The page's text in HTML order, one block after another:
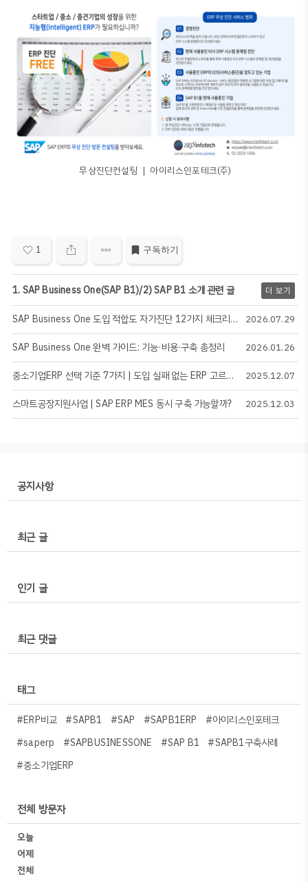
무상진단컨설팅 ❘ 아이리스인포테크(주)
1 구독하기
1. SAP Business One(SAP B1)/2) SAP B1 소개 관련 글 더 보기
SAP Business One 도입 적합도 자가진단 12가지 체크리스트 2026.07.29
SAP Business One 완벽 가이드: 기능·비용·구축 총정리 2026.01.26
중소기업ERP 선택 기준 7가지 | 도입 실패 없는 ERP 고르는 법 2025.12.07
스마트공장지원사업 | SAP ERP MES 동시 구축 가능할까? 2025.12.03
공지사항
최근 글
인기 글
최근 댓글
태그
#ERP비교 #SAPB1 #SAP #SAPB1ERP
#아이리스인포테크
#saperp
#SAPBUSINESSONE #SAP B1
#SAPB1구축사례
#중소기업ERP
전체 방문자
오늘
어제
전체